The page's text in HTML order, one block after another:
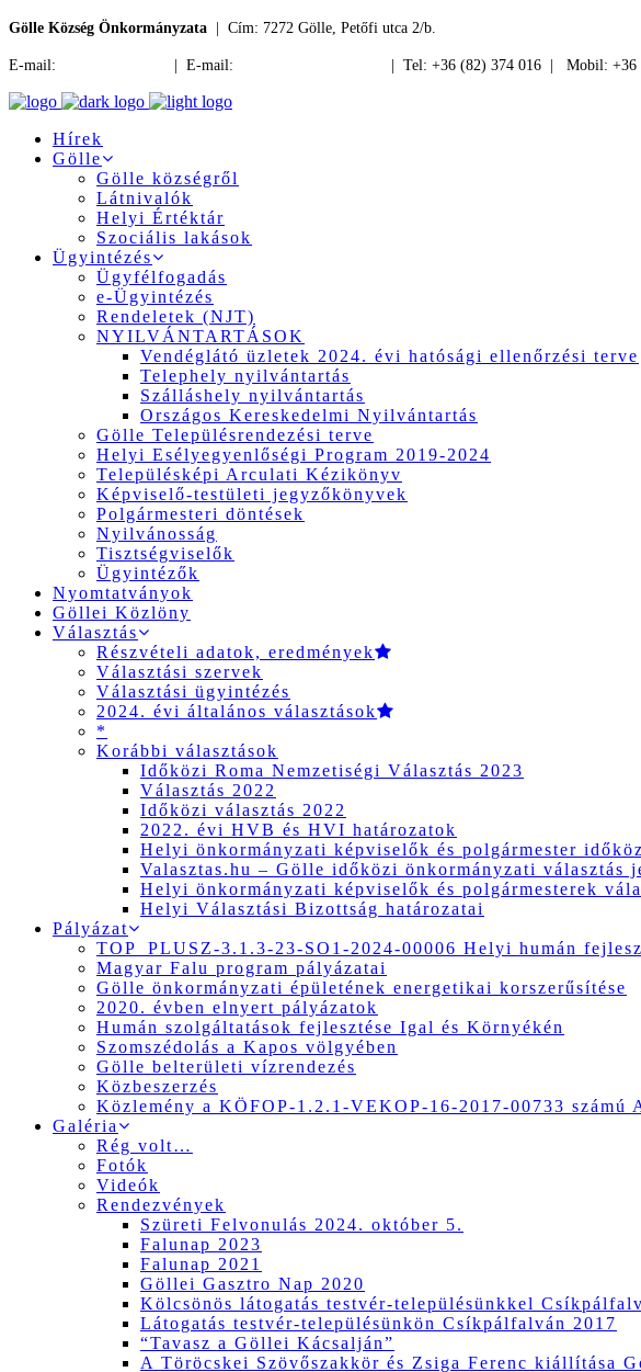
Gölle Község Önkormányzata | Cím: 7272 Gölle, Petőfi utca 2/b.
E-mail: | E-mail: | Tel: +36 (82) 374 016 | Mobil: +36
Hírek
Gölle
Gölle községről
Látnivalók
Helyi Értéktár
Szociális lakások
Ügyintézés
Ügyfélfogadás
e-Ügyintézés
Rendeletek (NJT)
NYILVÁNTARTÁSOK
Vendéglátó üzletek 2024. évi hatósági ellenőrzési terve
Telephely nyilvántartás
Szálláshely nyilvántartás
Országos Kereskedelmi Nyilvántartás
Gölle Településrendezési terve
Helyi Esélyegyenlőségi Program 2019-2024
Településképi Arculati Kézikönyv
Képviselő-testületi jegyzőkönyvek
Polgármesteri döntések
Nyilvánosság
Tisztségviselők
Ügyintézők
Nyomtatványok
Göllei Közlöny
Választás
Részvételi adatok, eredmények
Választási szervek
Választási ügyintézés
2024. évi általános választások
*
Korábbi választások
Időközi Roma Nemzetiségi Választás 2023
Választás 2022
Időközi választás 2022
2022. évi HVB és HVI határozatok
Helyi önkormányzati képviselők és polgármester
Valasztas.hu – Gölle időközi önkormányzati választás
Helyi önkormányzati képviselők és polgármesterek
Helyi Választási Bizottság határozatai
Pályázat
TOP_PLUSZ-3.1.3-23-SO1-2024-00006 Helyi humán
Magyar Falu program pályázatai
Gölle önkormányzati épületének energetikai korszerűsítése
2020. évben elnyert pályázatok
Humán szolgáltatások fejlesztése Igal és Környékén
Szomszédolás a Kapos völgyében
Gölle belterületi vízrendezés
Közbeszerzés
Közlemény a KÖFOP-1.2.1-VEKOP-16-2017-00733 számú
Galéria
Rég volt…
Fotók
Videók
Rendezvények
Szüreti Felvonulás 2024. október 5.
Falunap 2023
Falunap 2021
Göllei Gasztro Nap 2020
Kölcsönös látogatás testvér-településünkkel
Látogatás testvér-településünkön Csíkpálfalván 2017
“Tavasz a Göllei Kácsalján”
A Töröcskei Szövőszakkör és Zsiga Ferenc kiállítása